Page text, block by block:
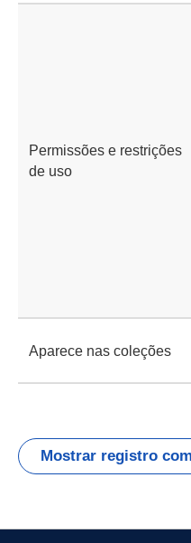
Permissões e restrições
de uso
Aparece nas coleções
Mostrar registro